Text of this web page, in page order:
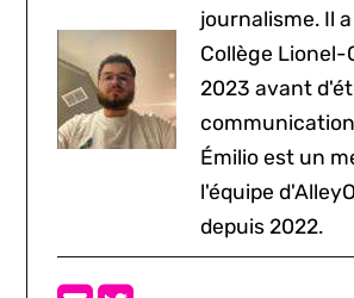
journalisme. Il
Collège Lionel-
2023 avant
Émilio est un
l'équipe
depuis 2022.